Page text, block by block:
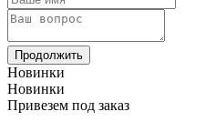
Продолжить
Новинки
Новинки
Привезем под заказ